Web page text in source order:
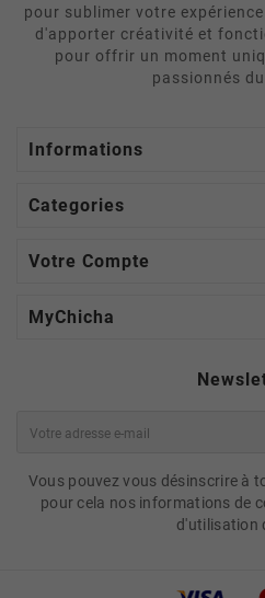
pour sublimer votre
d'apporter créativité et
pour offrir un moment
passionnés
Informations
Categories
Votre Compte
MyChicha
Vous pouvez vous désinscrire à
pour cela nos informations de
d'utilisation